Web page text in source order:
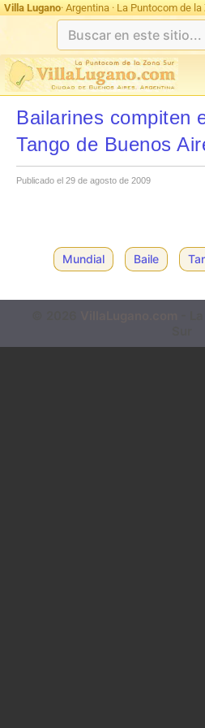
Villa Lugano· Argentina · La Puntocom de la
Bailarines compiten
Tango de Buenos
Publicado el 29 de agosto de 2009
Mundial Baile